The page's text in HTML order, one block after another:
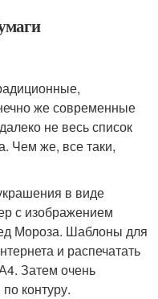
же современные
не весь список
Чем же, все таки,
в виде
с изображением
Мороза. Шаблоны для
и распечатать
Затем очень
контуру.